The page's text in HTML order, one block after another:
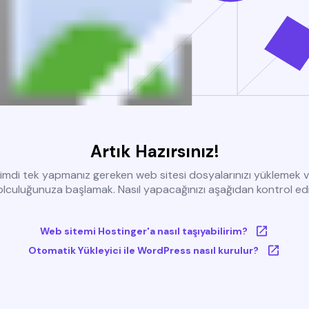
Artık Hazırsınız!
tek yapmanız gereken web sitesi dosyalarınızı yüklemek
başlamak. Nasıl yapacağınızı aşağıdan kontrol
Web sitemi Hostinger'a nasıl taşıyabilirim?
Otomatik Yükleyici ile WordPress nasıl kurulur?